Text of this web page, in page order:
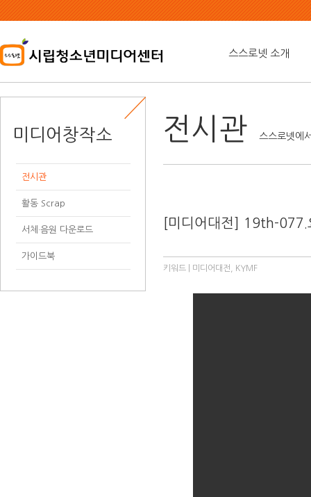
본
문
용
바
가
기
스스로넷 소개
미디어창작소
전시관
활동 Scrap
서체·음원 다운로드
가이드북
전시관 스스로넷에
[미디어대전] 19th-077.
키워드 | 미디어대전, KYMF